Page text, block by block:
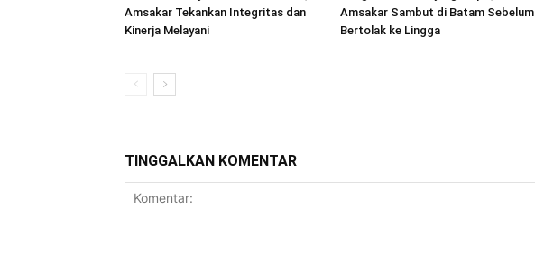
Amsakar Tekankan Integritas dan
Kinerja Melayani
Amsakar Sambut di Batam Sebelum
Bertolak ke Lingga
TINGGALKAN KOMENTAR